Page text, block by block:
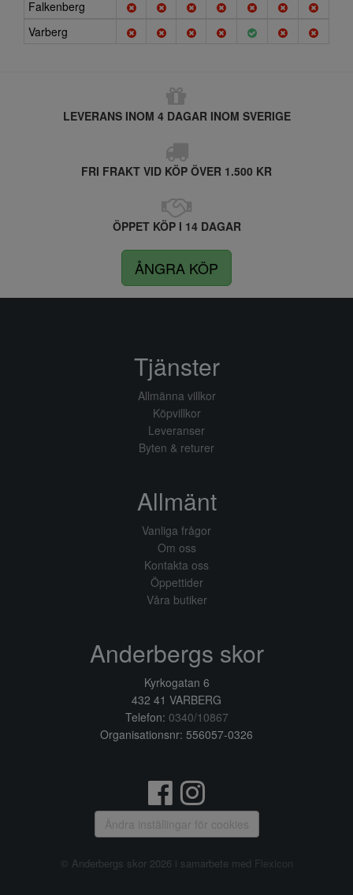
Falkenberg
Varberg
LEVERANS INOM 4 DAGAR INOM SVERIGE
FRI FRAKT VID KÖP ÖVER 1.500 KR
ÖPPET KÖP I 14 DAGAR
ÅNGRA KÖP
Tjänster
Allmänna villkor
Köpvillkor
Leveranser
Byten & returer
Allmänt
Vanliga frågor
Om oss
Kontakta oss
Öppettider
Våra butiker
Anderbergs skor
Kyrkogatan 6
432 41 VARBERG
Telefon: 0340/10867
Organisationsnr: 556057-0326
Ändra inställingar för cookies
© Anderbergs skor 2026 i samarbete med Flexicon